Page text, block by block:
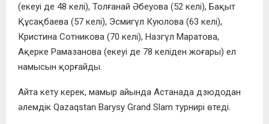
(екеуі де 48 келі), Толғанай Әбеуова (52 келі), Бақыт
Құсақбаева (57 келі), Эсмигүл Куюлова (63 келі),
Кристина Сотникова (70 келі), Назгүл Маратова,
Ақерке Рамазанова (екеуі де 78 келіден жоғары) ел
намысын қорғайды.
Айта кету керек, мамыр айында Астанада дзюдодан
әлемдік Qazaqstan Barysy Grand Slam турнирі өтеді.